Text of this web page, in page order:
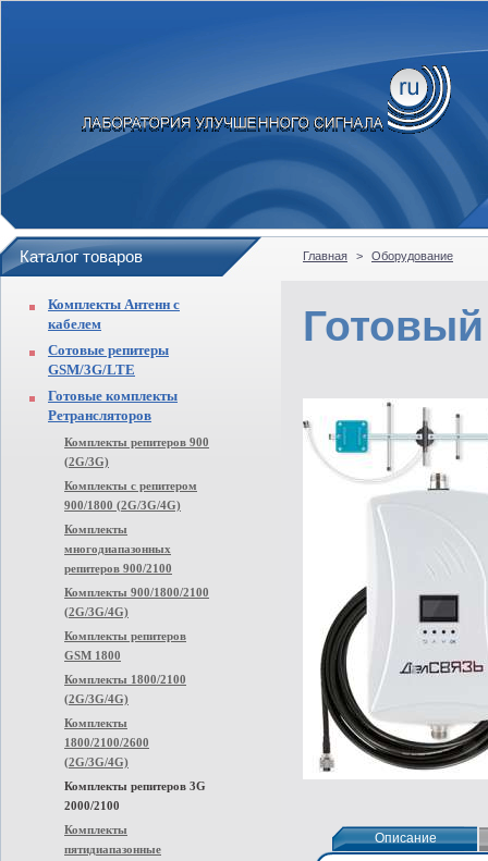
Каталог товаров
Комплекты Антенн с
кабелем
Сотовые репитеры
GSM/3G/LTE
Готовые комплекты
Ретрансляторов
Комплекты репитеров 900
(2G/3G)
Комплекты с репитером
900/1800 (2G/3G/4G)
Комплекты
многодиапазонных
репитеров 900/2100
Комплекты 900/1800/2100
(2G/3G/4G)
Комплекты репитеров
GSM 1800
Комплекты 1800/2100
(2G/3G/4G)
Комплекты
1800/2100/2600
(2G/3G/4G)
Комплекты репитеров 3G
2000/2100
Комплекты
пятидиапазонные
Главная > Оборудование
Описание
Описание